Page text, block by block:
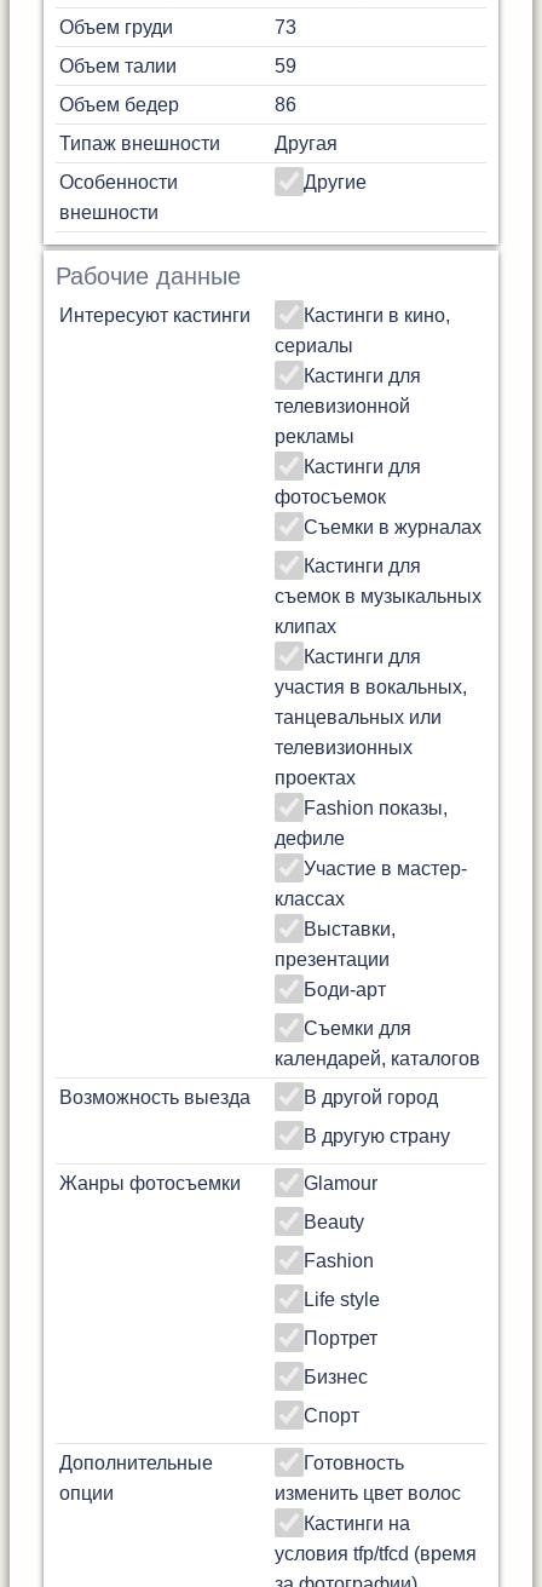
Объем груди
73
Объем талии
59
Объем бедер
86
Типаж внешности
Другая
Особенности
внешности
Другие
Рабочие данные
Интересуют кастинги
Кастинги в кино,
сериалы
Кастинги для
телевизионной
рекламы
Кастинги для
фотосъемок
Съемки в журналах
Кастинги для
съемок в музыкальных
клипах
Кастинги для
участия в вокальных,
танцевальных или
телевизионных
проектах
Fashion показы,
дефиле
Участие в мастер-
классах
Выставки,
презентации
Боди-арт
Съемки для
календарей, каталогов
Возможность выезда
В другой город
В другую страну
Жанры фотосъемки
Glamour
Beauty
Fashion
Life style
Портрет
Бизнес
Спорт
Дополнительные
опции
Готовность
изменить цвет волос
Кастинги на
условия tfp/tfcd (время